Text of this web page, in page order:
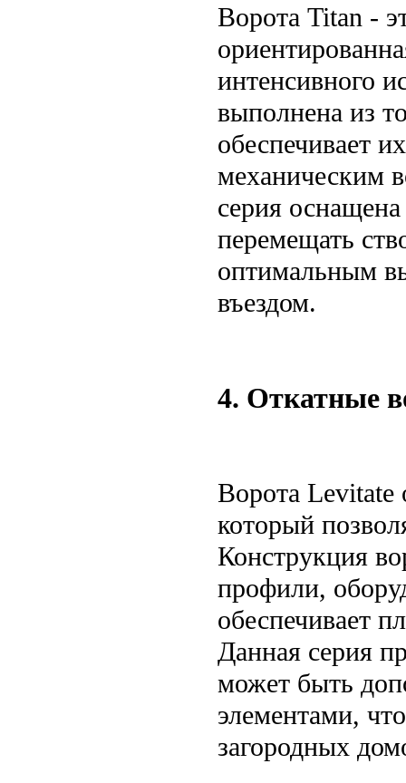
Ворота Titan -
интенсивного
выполнена из
обеспечивает
механическим
серия
перемещать
оптимальным
въездом.
4. Откатные
Ворота Levitate
который
Конструкция
профили,
обеспечивает
Данная серия
может быть
элементами,
загородных